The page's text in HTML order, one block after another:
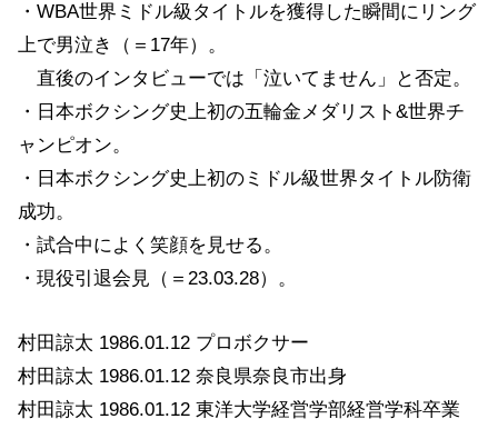
・WBA世界ミドル級タイトルを獲得した瞬間にリング
上で男泣き（＝17年）。
直後のインタビューでは「泣いてません」と否定。
・日本ボクシング史上初の五輪金メダリスト&世界チ
ャンピオン。
・日本ボクシング史上初のミドル級世界タイトル防衛
成功。
・試合中によく笑顔を見せる。
・現役引退会見（＝23.03.28）。
村田諒太 1986.01.12 プロボクサー
村田諒太 1986.01.12 奈良県奈良市出身
村田諒太 1986.01.12 東洋大学経営学部経営学科卒業